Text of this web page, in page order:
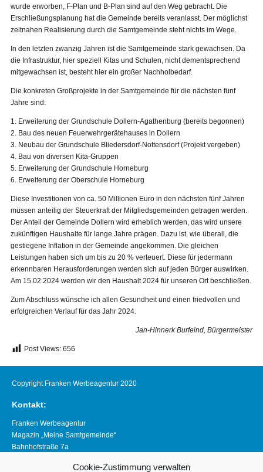
Cookie-Zustimmung verwalten
wurde erworben, F-Plan und B-Plan sind auf den Weg gebracht. Die
Erschließungsplanung hat die Gemeinde bereits veranlasst. Der möglichst
zeitnahen Realisierung durch die Samtgemeinde steht nichts im Wege.
In den letzten zwanzig Jahren ist die Samtgemeinde stark gewachsen. Da
die Infrastruktur, hier speziell Kitas und Schulen, nicht dementsprechend
mitgewachsen ist, besteht hier ein großer Nachholbedarf.
Die konkreten Großprojekte in der Samtgemeinde für die nächsten fünf
Jahre sind:
1. Erweiterung der Grundschule Dollern-Agathenburg (bereits begonnen)
2. Bau des neuen Feuerwehrgerätehauses in Dollern
3. Neubau der Grundschule Bliedersdorf-Nottensdorf (Projekt vergeben)
4. Bau von diversen Kita-Gruppen
5. Erweiterung der Grundschule Horneburg
6. Erweiterung der Oberschule Horneburg
Diese Investitionen von ca. 50 Millionen Euro in den nächsten fünf Jahren
müssen anteilig der Steuerkraft der Mitgliedsgemeinden getragen werden.
Der Anteil der Gemeinde Dollern wird erheblich werden, das wird unsere
zukünftigen Haushalte für lange Jahre prägen. Dazu ist, wie überall, die
gestiegene Inflation in der Gemeinde angekommen. Die gleichen
Leistungen haben sich um bis zu 20 % verteuert. Diese für jedermann
erkennbaren Herausforderungen werden sich auf jeden Bürger auswirken.
Am 15.02.2024 werden wir den Haushalt 2024 für unseren Ort beschließen.
Zum Abschluss wünsche ich allen Gesundheit und einen friedvollen und
erfolgreichen Verlauf für das Jahr 2024.
Jan-Hinnerk Burfeind, Bürgermeister
Post Views: 656
Copyright Franken Werbeagentur 2020
Kontakt:
Franken Werbeagentur
Magazin „Meine Samtgemeinde“
Bahnhofstraße 7a